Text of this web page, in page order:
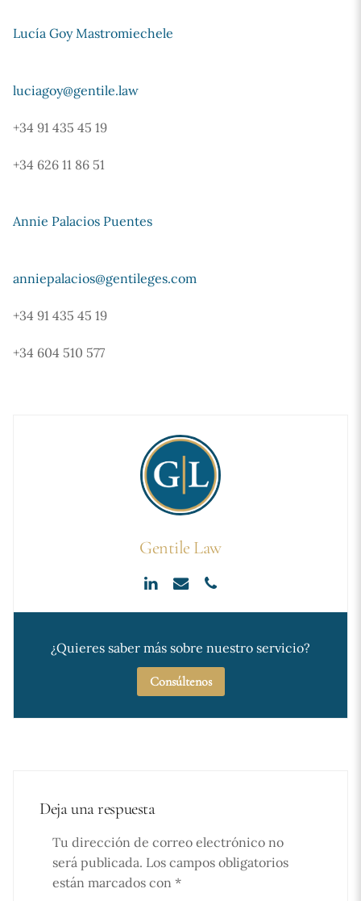
Lucía Goy Mastromiechele
luciagoy@gentile.law
+34 91 435 45 19
+34 626 11 86 51
Annie Palacios Puentes
anniepalacios@gentileges.com
+34 91 435 45 19
+34 604 510 577
Gentile Law
¿Quieres saber más sobre nuestro servicio?
Consúltenos
Deja una respuesta
Tu dirección de correo electrónico no
será publicada. Los campos obligatorios
están marcados con *